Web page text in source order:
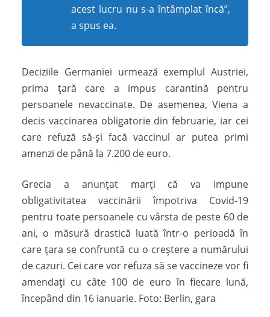
acest lucru nu s-a întâmplat încă”,
a spus ea.
Deciziile Germaniei urmează exemplul Austriei,
prima țară care a impus carantină pentru
persoanele nevaccinate. De asemenea, Viena a
decis vaccinarea obligatorie din februarie, iar cei
care refuză să-și facă vaccinul ar putea primi
amenzi de până la 7.200 de euro.
Grecia a anunțat marți că va impune
obligativitatea vaccinării împotriva Covid-19
pentru toate persoanele cu vârsta de peste 60 de
ani, o măsură drastică luată într-o perioadă în
care țara se confruntă cu o creștere a numărului
de cazuri. Cei care vor refuza să se vaccineze vor fi
amendați cu câte 100 de euro în fiecare lună,
începând din 16 ianuarie. Foto: Berlin, gara